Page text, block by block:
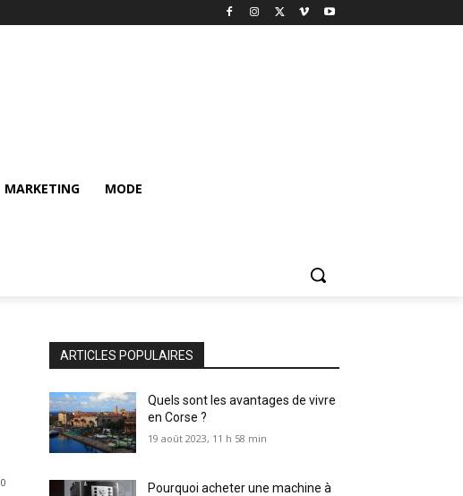
MARKETING MODE
0
ARTICLES POPULAIRES
Quels sont les avantages de vivre
en Corse ?
19 août 2023, 11 h 58 min
Pourquoi acheter une machine à